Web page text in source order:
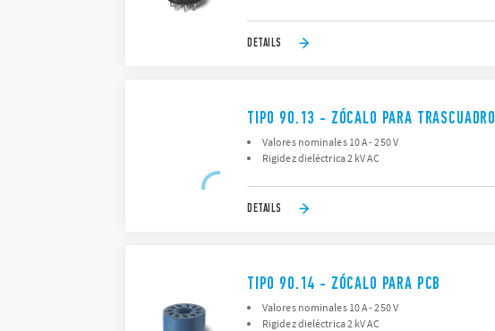
DETAILS
TIPO 90.13 - ZÓCALO PARA TRASCUADRO
Valores nominales 10 A - 250 V
Rigidez dieléctrica 2 kV AC
DETAILS
TIPO 90.14 - ZÓCALO PARA PCB
Valores nominales 10 A - 250 V
Rigidez dieléctrica 2 kV AC